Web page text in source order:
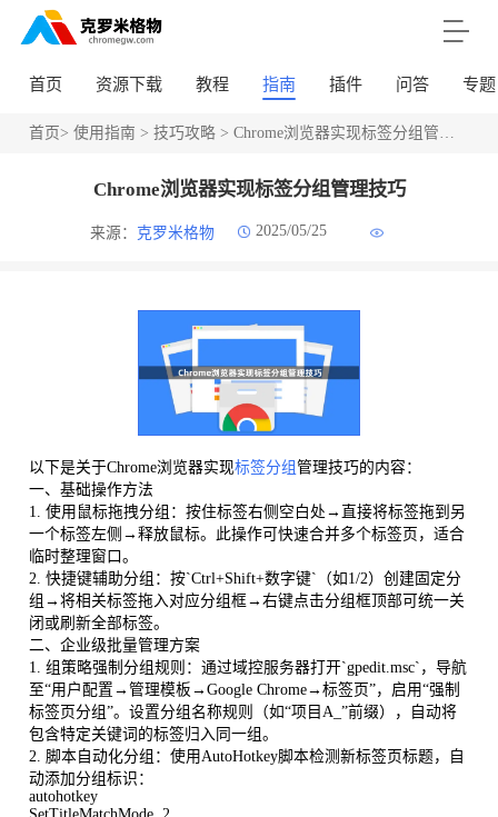
首页 资源下载 教程 指南 插件 问答 专题
首页> 使用指南 > 技巧攻略> Chrome浏览器实现标签分组管理技巧
Chrome浏览器实现标签分组管理技巧
来源： 克罗米格物 2025/05/25
以下是关于Chrome浏览器实现标签分组 管理技巧的内容：
一、基础操作方法
1. 使用鼠标拖拽分组：按住标签右侧空白处→直接将标签拖到另
一个标签左侧→释放鼠标。此操作可快速合并多个标签页，适合
临时整理窗口。
2. 快捷键辅助分组：按`Ctrl+Shift+数字键`（如1/2）创建固定分
组→将相关标签拖入对应分组框→右键点击分组框顶部可统一关
闭或刷新全部标签。
二、企业级批量管理方案
1. 组策略强制分组规则：通过域控服务器打开`gpedit.msc`，导航
至“用户配置→管理模板→Google Chrome→标签页”，启用“强制
标签页分组”。设置分组名称规则（如“项目A_”前缀），自动将
包含特定关键词的标签归入同一组。
2. 脚本自动化分组：使用AutoHotkey脚本检测新标签页标题，自
动添加分组标识：
autohotkey